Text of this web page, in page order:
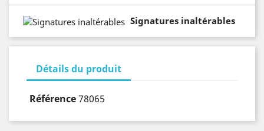
Signatures inaltérables
Détails du produit
Référence78065